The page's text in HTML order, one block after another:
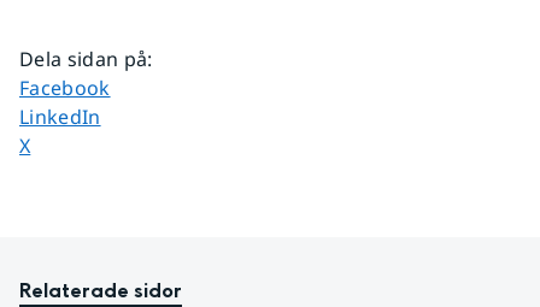
Dela sidan på:
Dela sidan på
Facebook
Dela sidan på
LinkedIn
Dela sidan på
X
Relaterade sidor